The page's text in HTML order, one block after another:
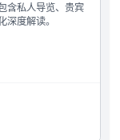
含私人导览、贵宾
度解读。